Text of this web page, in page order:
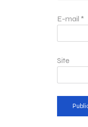
E-mail *
Site